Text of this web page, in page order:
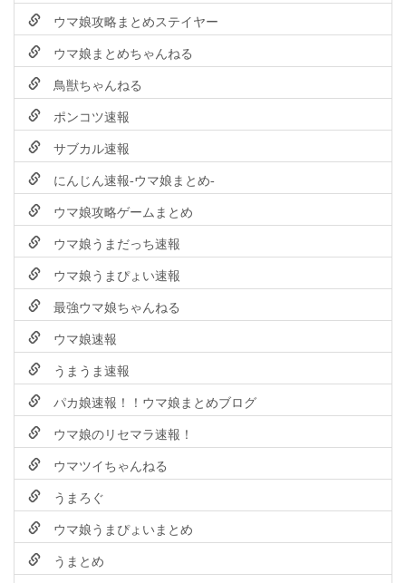
ウマ娘攻略まとめステイヤー
ウマ娘まとめちゃんねる
鳥獣ちゃんねる
ポンコツ速報
サブカル速報
にんじん速報-ウマ娘まとめ-
ウマ娘攻略ゲームまとめ
ウマ娘うまだっち速報
ウマ娘うまぴょい速報
最強ウマ娘ちゃんねる
ウマ娘速報
うまうま速報
パカ娘速報！！ウマ娘まとめブログ
ウマ娘のリセマラ速報！
ウマツイちゃんねる
うまろぐ
ウマ娘うまぴょいまとめ
うまとめ